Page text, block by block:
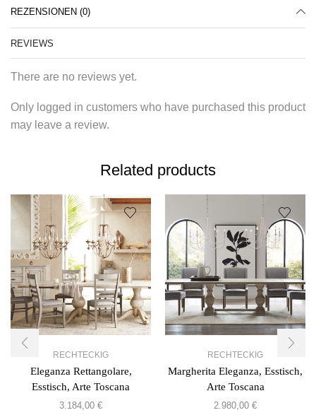
REZENSIONEN (0)
REVIEWS
There are no reviews yet.
Only logged in customers who have purchased this product
may leave a review.
Related products
RECHTECKIG
Eleganza Rettangolare,
Esstisch, Arte Toscana
3.184,00 €
RECHTECKIG
Margherita Eleganza, Esstisch,
Arte Toscana
2.980,00 €